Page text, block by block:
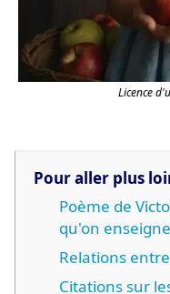
Licence
Pour aller plus
Poème de
qu'on enseigne
Relations
Citations sur